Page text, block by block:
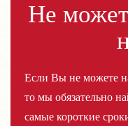
Не
Если Вы не можете
то мы обязательно
самые короткие